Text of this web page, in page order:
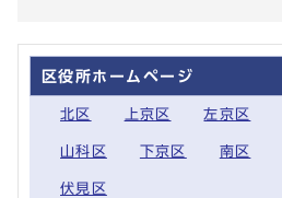
区役所ホームページ
北区 上京区 左京区
山科区 下京区 南区
伏見区